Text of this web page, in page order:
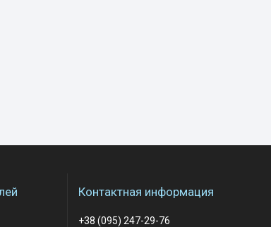
Контактная информация
+38 (095) 247-29-76